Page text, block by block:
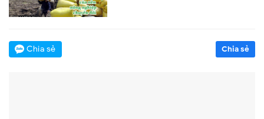
Chia sẻ Chia sẻ